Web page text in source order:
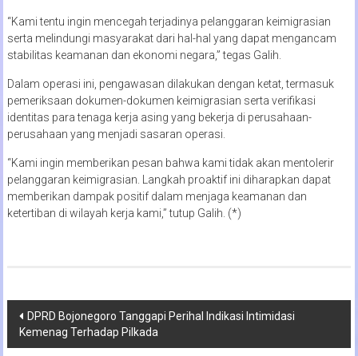
“Kami tentu ingin mencegah terjadinya pelanggaran keimigrasian
serta melindungi masyarakat dari hal-hal yang dapat mengancam
stabilitas keamanan dan ekonomi negara,” tegas Galih.
Dalam operasi ini, pengawasan dilakukan dengan ketat, termasuk
pemeriksaan dokumen-dokumen keimigrasian serta verifikasi
identitas para tenaga kerja asing yang bekerja di perusahaan-
perusahaan yang menjadi sasaran operasi.
“Kami ingin memberikan pesan bahwa kami tidak akan mentolerir
pelanggaran keimigrasian. Langkah proaktif ini diharapkan dapat
memberikan dampak positif dalam menjaga keamanan dan
ketertiban di wilayah kerja kami,” tutup Galih. (*)
Navigasi
pos
DPRD Bojonegoro Tanggapi Perihal Indikasi Intimidasi
Kemenag Terhadap Pilkada